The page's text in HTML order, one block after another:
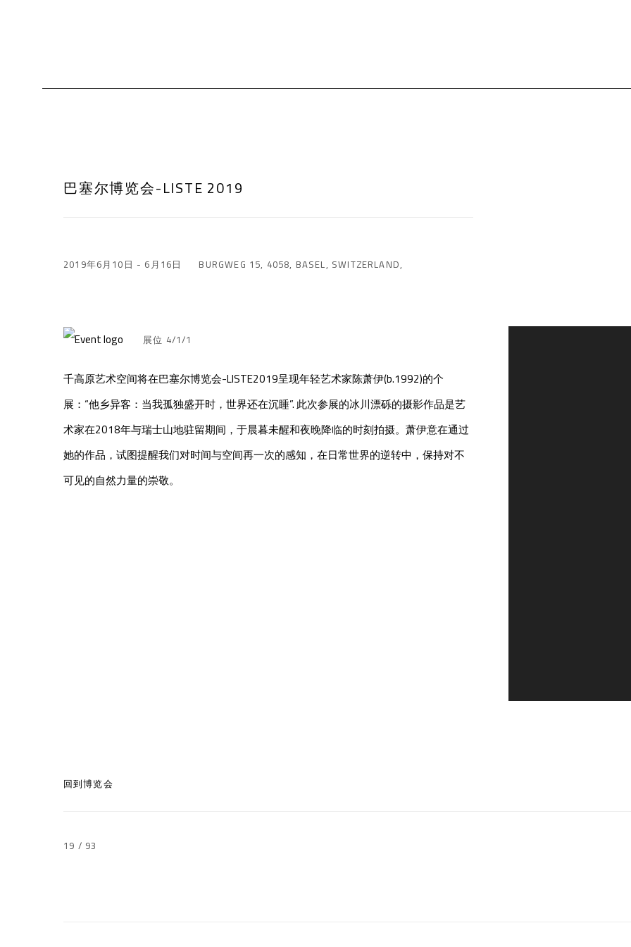
巴塞尔博览会-LISTE 2019
BURGWEG 15, 4058, BASEL, SWITZERLAND,
2019年6月10日 - 6月16日
展位 4/1/1
千高原艺术空间将在巴塞尔博览会-LISTE2019呈现年轻艺术家陈萧伊(b.1992)的个
展：“他乡异客：当我孤独盛开时，世界还在沉睡”. 此次参展的冰川漂砾的摄影作品是艺
术家在2018年与瑞士山地驻留期间，于晨暮未醒和夜晚降临的时刻拍摄。萧伊意在通过
她的作品，试图提醒我们对时间与空间再一次的感知，在日常世界的逆转中，保持对不
可见的自然力量的崇敬。
回到博览会
19 / 93